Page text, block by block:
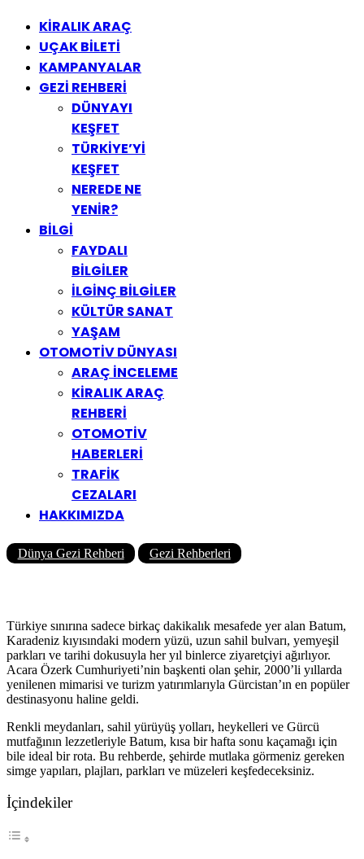
KİRALIK ARAÇ
UÇAK BİLETİ
KAMPANYALAR
GEZİ REHBERİ
DÜNYAYI
KEŞFET
TÜRKİYE’Yİ
KEŞFET
NEREDE NE
YENİR?
BİLGİ
FAYDALI
BİLGİLER
İLGİNÇ BİLGİLER
KÜLTÜR SANAT
YAŞAM
OTOMOTİV DÜNYASI
ARAÇ İNCELEME
KİRALIK ARAÇ
REHBERİ
OTOMOTİV
HABERLERİ
TRAFİK
CEZALARI
HAKKIMIZDA
Dünya Gezi Rehberi Gezi Rehberleri
Türkiye sınırına sadece birkaç dakikalık mesafede yer alan Batum,
Karadeniz kıyısındaki modern yüzü, uzun sahil bulvarı, yemyeşil
parkları ve tarihi dokusuyla her yıl binlerce ziyaretçiyi ağırlıyor.
Acara Özerk Cumhuriyeti’nin başkenti olan şehir, 2000’li yıllarda
yenilenen mimarisi ve turizm yatırımlarıyla Gürcistan’ın en popüler
destinasyonu haline geldi.
Renkli meydanları, sahil yürüyüş yolları, heykelleri ve Gürcü
mutfağının lezzetleriyle Batum, kısa bir hafta sonu kaçamağı için
bile ideal bir rota. Bu rehberde, şehirde mutlaka görmeniz gereken
simge yapıları, plajları, parkları ve müzeleri keşfedeceksiniz.
İçindekiler